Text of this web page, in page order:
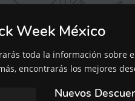
Week México
toda la información sobre
encontrarás los mejores
Nuevos